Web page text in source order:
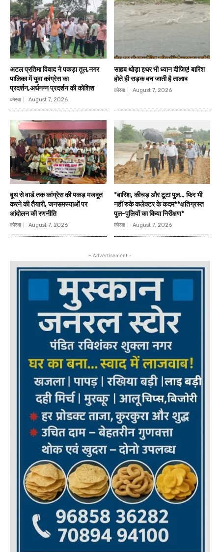
अटल प्रतिमा विवाद ने पकड़ा तूल,नगर
पालिका में युवा कांग्रेस का
प्रदर्शन,अर्धनग्न प्रदर्शन की कोशिश
कोरबा August 7, 2026
साहब थोड़ा इधर भी ध्यान दीजिए! बारिश
होते ही सड़क बन जाती है तालाब
कोरबा August 7, 2026
बूथ से वार्ड तक कांग्रेस की पकड़ मजबूत
करने की तैयारी, जनसमस्याओं पर
आंदोलन की रणनीति
कोरबा August 7, 2026
*बारिश, कीचड़ और टूटा पुल… फिर भी
नहीं रुके कलेक्टर के कदम**क्षतिग्रस्त
पुल-पुलियों का किया निरीक्षण*
कोरबा August 7, 2026
- Advertisement -